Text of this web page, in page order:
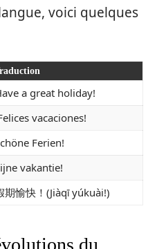
voici quelques
a great holiday!
vacaciones!
Ferien!
vakantie!
期愉快！(Jiàqī yúkuài!)
du